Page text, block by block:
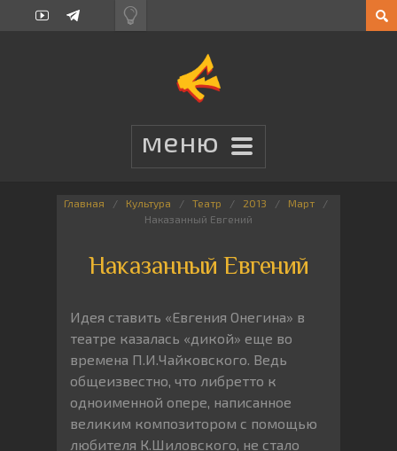
Главная Культура Театр 2013
Март
Наказанный Евгений
Наказанный Евгений
Идея ставить «Евгения Онегина» в
театре казалась «дикой» еще во
времена П.И.Чайковского. Ведь
общеизвестно, что либретто к
одноименной опере, написанное
великим композитором с помощью
любителя К.Шиловского, не стало